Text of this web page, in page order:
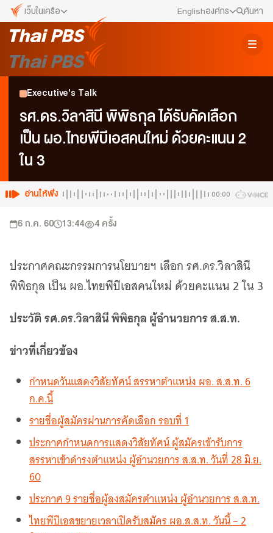
เว็บในเครือ
เว็บไซต์ในเครือ
ALTV
VIPA
พื้นที่นำเสนอวาระของสังคม
Thai PBS Podcast
View The World via The Voice
Thai PBS World
เว็บไซต์บริการ
Thai PBS Verify
ตรวจสอบข่าวปลอม คัดกรองข่าวจริง
Englishองค์กร
ข่าวประชาสัมพันธ์
คณะกรรมการนโยบาย ส.ส.ท.
สภาผู้ชมและผู้ฟังรายการ
ค้นหา
Executive's Talk
รศ.ดร.วิลาสินี พิพิธกุล ได้รับคัดเลือก
เป็น ผอ.ไทยพีบีเอสคนใหม่ ด้วยคะแนน 2
ใน 3
อ่านให้ฟัง 00:00
6 ก.ค. 60 13:44 4 ครั้ง
ประกาศคณะกรรมการนโยบายฯ เลือก รศ.ดร.วิลาสินี
พิพิธกุล เป็น ผอ.ไทยพีบีเอสคนใหม่ ด้วยคะแนน 2 ใน 3
ประวัติ รศ.ดร.วิลาสินี พิพิธกุล ผู้อำนวยการ ส.ส.ท.
ข่าวที่เกี่ยวข้อง
กำหนดวันแสดงวิสัยทัศน์ สรรหาตำแหน่ง ผอ. ส.ส.ท. 6
ก.ค.นี้
รายชื่อผู้สมัครผ่านการคัดเลือก รอบที่ 1
ประกาศกำหนดการแสดงวิสัยทัศน์ ผู้สมัครเข้ารับการ
สรรหาเข้าดำรงตำแหน่ง ผู้อำนวยการ ส.ส.ท. วันที่ 28 มิ.ย.
60
ประกาศ 9 รายชื่อผู้ลงสมัครตำแหน่ง ผู้อำนวยการ ส.ส.ท.
ไทยพีบีเอสขยายเวลาเปิดรับสมัคร ผอ.ส.ส.ท. วันนี้ – 2